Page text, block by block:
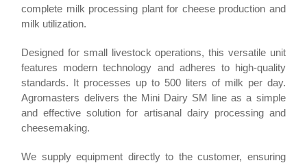
complete milk processing plant for cheese production and
milk utilization.
Designed for small livestock operations, this versatile unit
features modern technology and adheres to high-quality
standards. It processes up to 500 liters of milk per day.
Agromasters delivers the Mini Dairy SM line as a simple
and effective solution for artisanal dairy processing and
cheesemaking.
We supply equipment directly to the customer, ensuring